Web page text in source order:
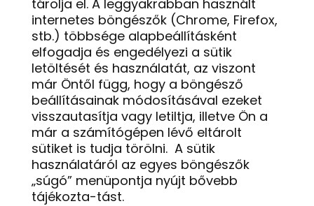
tárolja el. A leggyakrabban használt
internetes böngészők (Chrome, Firefox,
stb.) többsége alapbeállításként
elfogadja és engedélyezi a sütik
letöltését és használatát, az viszont
már Öntől függ, hogy a böngésző
beállításainak módosításával ezeket
visszautasítja vagy letiltja, illetve Ön a
már a számítógépen lévő eltárolt
sütiket is tudja törölni. A sütik
használatáról az egyes böngészők
„súgó” menüpontja nyújt bővebb
tájékozta-tást.